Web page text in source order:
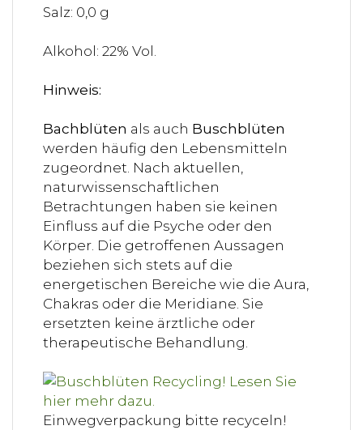
Salz: 0,0 g
Alkohol: 22% Vol.
Hinweis:
Bachblüten als auch Buschblüten
werden häufig den Lebensmitteln
zugeordnet. Nach aktuellen,
naturwissenschaftlichen
Betrachtungen haben sie keinen
Einfluss auf die Psyche oder den
Körper. Die getroffenen Aussagen
beziehen sich stets auf die
energetischen Bereiche wie die Aura,
Chakras oder die Meridiane. Sie
ersetzten keine ärztliche oder
therapeutische Behandlung.
Einwegverpackung bitte recyceln!